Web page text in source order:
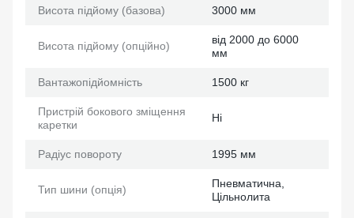
Висота підйому (базова) 3000 мм
Висота підйому (опційно)
від 2000 до 6000
мм
Вантажопідйомність 1500 кг
Пристрій бокового зміщення
каретки
Ні
Радіус повороту 1995 мм
Тип шини (опція)
Пневматична,
Цільнолита